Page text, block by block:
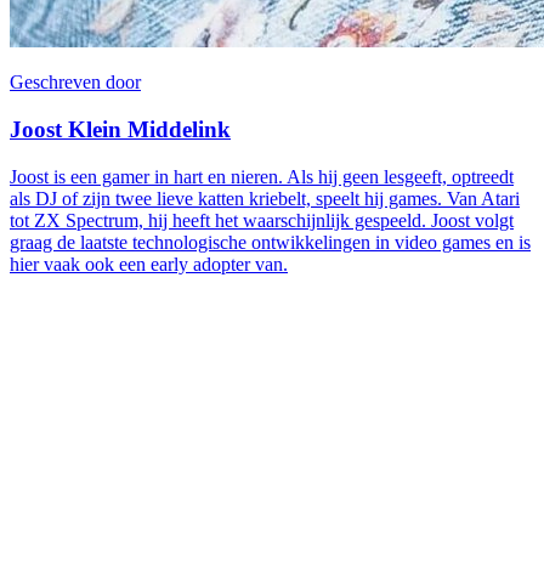
Geschreven door
Joost Klein Middelink
Joost is een gamer in hart en nieren. Als hij geen lesgeeft, optreedt
als DJ of zijn twee lieve katten kriebelt, speelt hij games. Van Atari
tot ZX Spectrum, hij heeft het waarschijnlijk gespeeld. Joost volgt
graag de laatste technologische ontwikkelingen in video games en is
hier vaak ook een early adopter van.